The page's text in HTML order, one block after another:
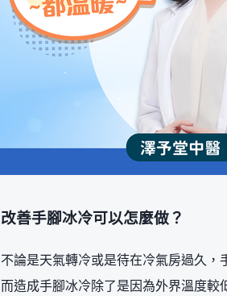
改善手腳冰冷可以怎麼做？
不論是天氣轉冷或是待在冷氣房過久，
而造成手腳冰冷除了是因為外界溫度較